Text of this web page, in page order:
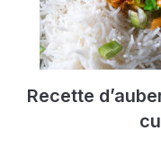
Recette